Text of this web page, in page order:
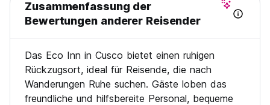
Zusammenfassung der
Bewertungen anderer Reisender
Das Eco Inn in Cusco bietet einen ruhigen
Rückzugsort, ideal für Reisende, die nach
Wanderungen Ruhe suchen. Gäste loben das
freundliche und hilfsbereite Personal, bequeme